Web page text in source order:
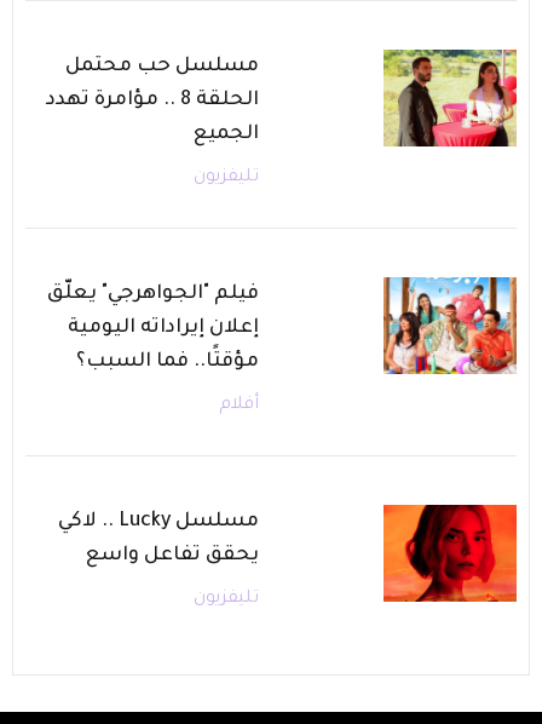
مسلسل حب محتمل
الحلقة 8 .. مؤامرة تهدد
الجميع
تليفزيون
فيلم "الجواهرجي" يعلّق
إعلان إيراداته اليومية
مؤقتًا.. فما السبب؟
أفلام
مسلسل Lucky .. لاكي
يحقق تفاعل واسع
تليفزيون